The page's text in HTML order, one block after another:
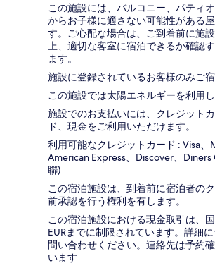
この施設には、バルコニー、パティ
からお子様に適さない可能性がある
す。ご心配な場合は、ご到着前に施
上、適切な客室に宿泊できるか確認
ます。
施設に登録されているお客様のみご宿
この施設では太陽エネルギーを利用し
施設でのお支払いには、クレジット
ド、現金をご利用いただけます。
利用可能なクレジットカード : Visa、
American Express、Discover、Diners
聯)
この宿泊施設は、到着前に宿泊者の
前承認を行う権利を有します。
この宿泊施設における現金取引は、
EURまでに制限されています。詳細
問い合わせください。連絡先は予約
います